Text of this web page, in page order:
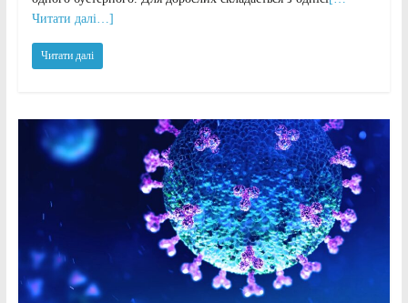
Читати далі…]
Читати далі